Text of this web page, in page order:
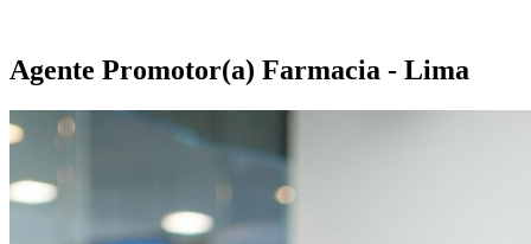
Agente Promotor(a) Farmacia - Lima